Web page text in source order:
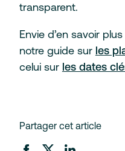
transparent.
Envie d’en savoir
notre guide sur les
celui sur les dates
Partager cet article